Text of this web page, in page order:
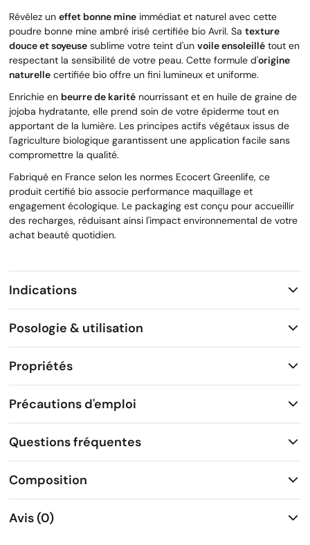
Révélez un effet bonne mine immédiat et naturel avec cette
poudre bonne mine ambré irisé certifiée bio Avril. Sa texture
douce et soyeuse sublime votre teint d'un voile ensoleillé tout en
respectant la sensibilité de votre peau. Cette formule d'origine
naturelle certifiée bio offre un fini lumineux et uniforme.
Enrichie en beurre de karité nourrissant et en huile de graine de
jojoba hydratante, elle prend soin de votre épiderme tout en
apportant de la lumière. Les principes actifs végétaux issus de
l'agriculture biologique garantissent une application facile sans
compromettre la qualité.
Fabriqué en France selon les normes Ecocert Greenlife, ce
produit certifié bio associe performance maquillage et
engagement écologique. Le packaging est conçu pour accueillir
des recharges, réduisant ainsi l'impact environnemental de votre
achat beauté quotidien.
Indications
Posologie & utilisation
Propriétés
Précautions d'emploi
Questions fréquentes
Composition
Avis (0)